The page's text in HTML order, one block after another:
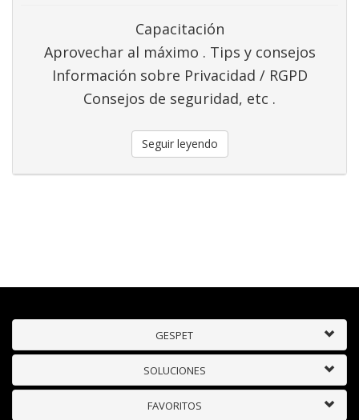
Capacitación
Aprovechar al máximo . Tips y consejos
Información sobre Privacidad / RGPD
Consejos de seguridad, etc .
Seguir leyendo
GESPET
SOLUCIONES
FAVORITOS